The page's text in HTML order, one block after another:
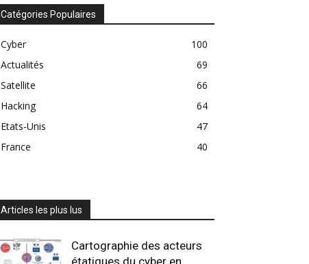
Catégories Populaires
Cyber
100
Actualités
69
Satellite
66
Hacking
64
Etats-Unis
47
France
40
Articles les plus lus
Cartographie des acteurs
étatiques du cyber en